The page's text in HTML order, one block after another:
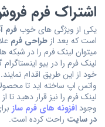
اشتراک فرم
یکی از ویژگی های خوب فرم
است که بعد از طراحی فرم
میتوان لینک فرم را در شبکه
لینک فرم را در بیو
خود از این طریق اقدام
واتس اپ ساخته اید تا
لینک فرم را نیز قرار دهید
وجود افزونه های فرم ساز
در سایت راحت کرده است.